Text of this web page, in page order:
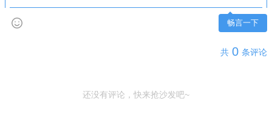
畅言一下
共 0 条评论
还没有评论，快来抢沙发吧~